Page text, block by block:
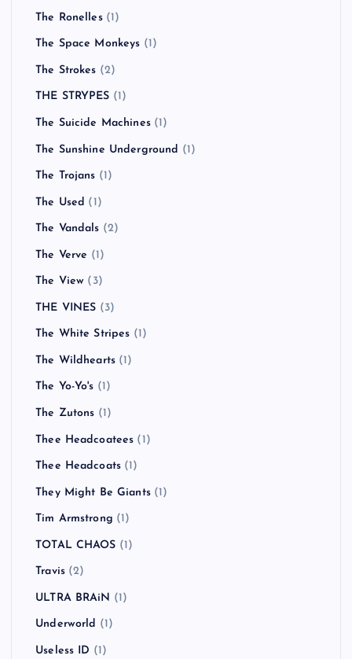
The Ronelles(1)
The Space Monkeys (1)
The Strokes (2)
THE STRYPES (1)
The Suicide Machines(1)
The Sunshine Underground (1)
The Trojans (1)
The Used (1)
The Vandals (2)
The Verve (1)
The View (3)
THE VINES (3)
The White Stripes (1)
The Wildhearts (1)
The Yo-Yo's (1)
The Zutons (1)
Thee Headcoatees (1)
Thee Headcoats (1)
They Might Be Giants(1)
Tim Armstrong (1)
TOTAL CHAOS (1)
Travis(2)
ULTRA BRAiN (1)
Underworld (1)
Useless ID (1)